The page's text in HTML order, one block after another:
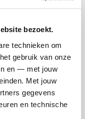
bezoekt.
technieken om
gebruik van onze
en — met jouw
Met jouw
gegevens
en technische